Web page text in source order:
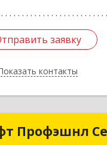
заявку
контакты
заявку
Назад
Профэшнл
Профэшнл